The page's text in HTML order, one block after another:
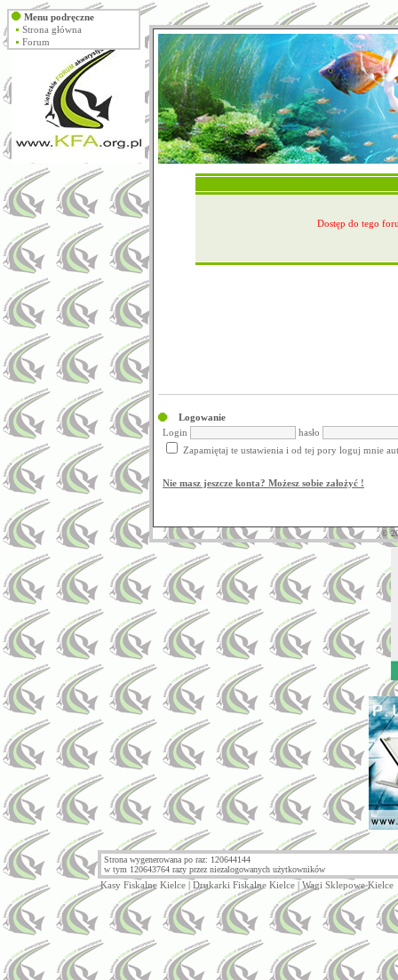
Dostęp do tego
Logowanie
Login
hasło
Zapamiętaj te ustawienia i od tej pory loguj mnie
Nie masz jeszcze konta? Możesz sobie założyć !
©
Strona wygenerowana po raz: 120644144
w tym 120643764 razy przez niezalogowanych użytkowników
Kasy Fiskalne Kielce | Drukarki Fiskalne Kielce | Wagi Sklepowe Kielce
Menu podręczne
Strona główna
Forum